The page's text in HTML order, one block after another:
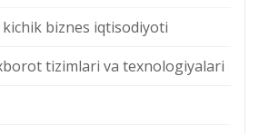
biznes iqtisodiyoti
tizimlari va texnologiyalari